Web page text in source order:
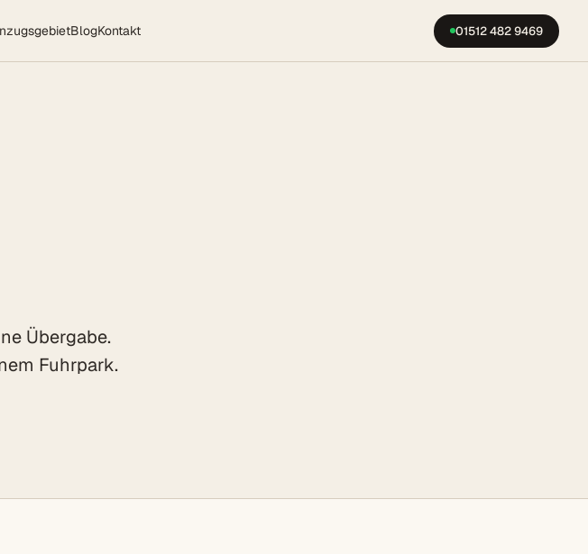
BlogKontakt 01512 482 9469
Übergabe.
Fuhrpark.